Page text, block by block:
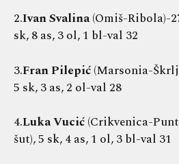
2.Ivan Svalina(Omiš-Ribola)-
sk, 8 as, 3 ol, 1 bl-val 32
3.Fran Pilepić(Marsonia-
5 sk, 3 as, 2 ol-val 28
4.Luka Vucić(Crikvenica-
šut), 5 sk, 4 as, 1 ol, 3 bl-val 31